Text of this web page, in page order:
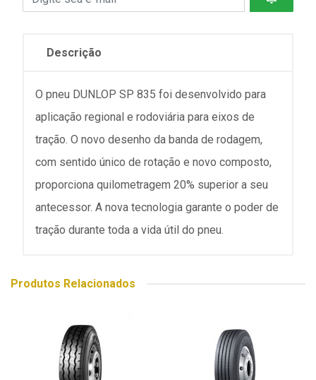
Descrição
O pneu DUNLOP SP 835 foi desenvolvido para
aplicação regional e rodoviária para eixos de
tração. O novo desenho da banda de rodagem,
com sentido único de rotação e novo composto,
proporciona quilometragem 20% superior a seu
antecessor. A nova tecnologia garante o poder de
tração durante toda a vida útil do pneu.
Produtos Relacionados